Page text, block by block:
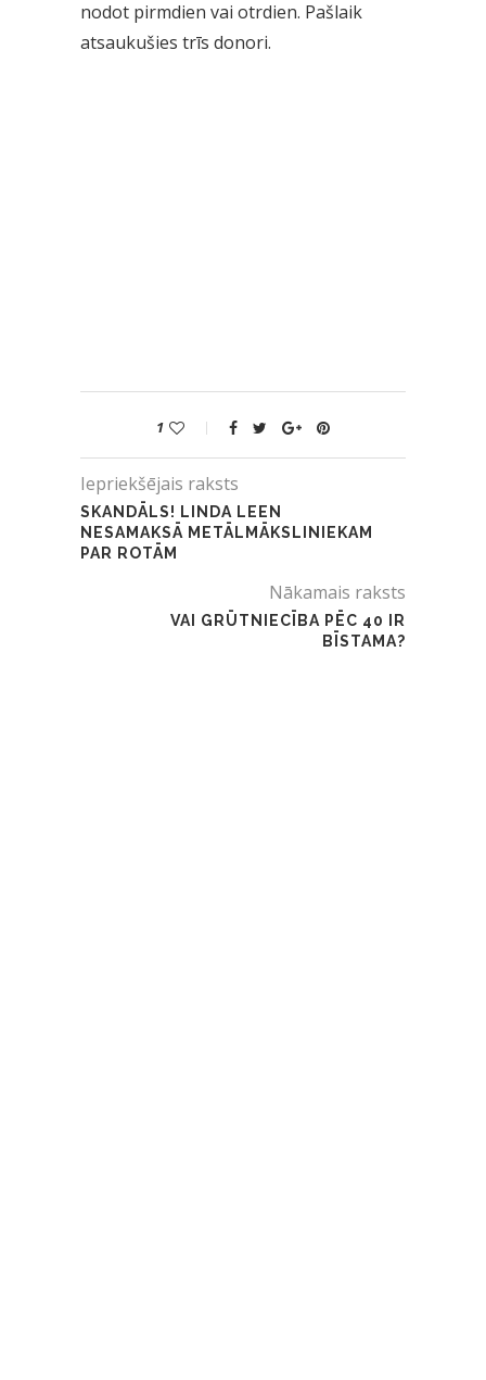
nodot pirmdien vai otrdien. Pašlaik
atsaukušies trīs donori.
1
Iepriekšējais raksts
SKANDĀLS! LINDA LEEN
NESAMAKSĀ METĀLMĀKSLINIEKAM
PAR ROTĀM
Nākamais raksts
VAI GRŪTNIECĪBA PĒC 40 IR
BĪSTAMA?